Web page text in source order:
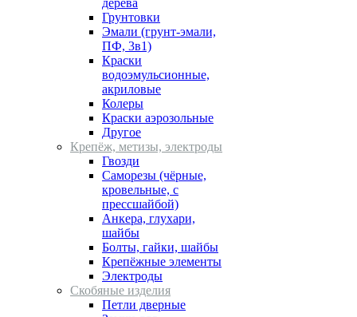
дерева
Грунтовки
Эмали (грунт-эмали,
ПФ, 3в1)
Краски
водоэмульсионные,
акриловые
Колеры
Краски аэрозольные
Другое
Крепёж, метизы, электроды
Гвозди
Cаморезы (чёрные,
кровельные, с
прессшайбой)
Анкера, глухари,
шайбы
Болты, гайки, шайбы
Крепёжные элементы
Электроды
Скобяные изделия
Петли дверные